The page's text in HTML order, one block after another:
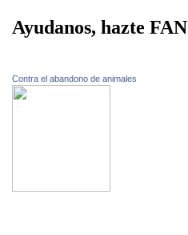
Ayudanos, hazte FAN
Contra el abandono de animales